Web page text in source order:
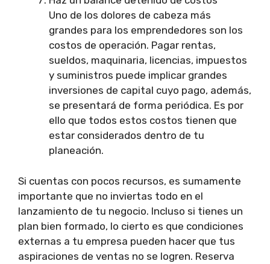
Uno de los dolores de cabeza más
grandes para los emprendedores son los
costos de operación. Pagar rentas,
sueldos, maquinaria, licencias, impuestos
y suministros puede implicar grandes
inversiones de capital cuyo pago, además,
se presentará de forma periódica. Es por
ello que todos estos costos tienen que
estar considerados dentro de tu
planeación.
Si cuentas con pocos recursos, es sumamente
importante que no inviertas todo en el
lanzamiento de tu negocio. Incluso si tienes un
plan bien formado, lo cierto es que condiciones
externas a tu empresa pueden hacer que tus
aspiraciones de ventas no se logren. Reserva